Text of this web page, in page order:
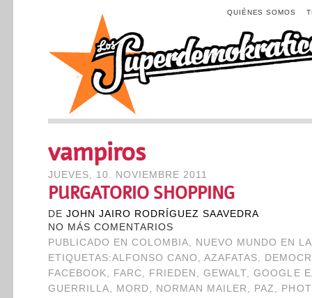
QUIÉNES SOMOS
vampiros
JUEVES, 10. NOVIEMBRE 2011
PURGATORIO SHOPPING
DE JOHN JAIRO RODRÍGUEZ SAAVEDRA
NO MÁS COMENTARIOS
PUBLICADO EN COLOMBIA, NUEVO MUNDO EN
ETIQUETAS:ALFONSO CANO ,AZAFATAS,
FACEBOOK, FARC, FRIEDEN ,GEWALT,GOOGLE
GUERRILLA, MORD, NORMAN MAILER , PAZ ,